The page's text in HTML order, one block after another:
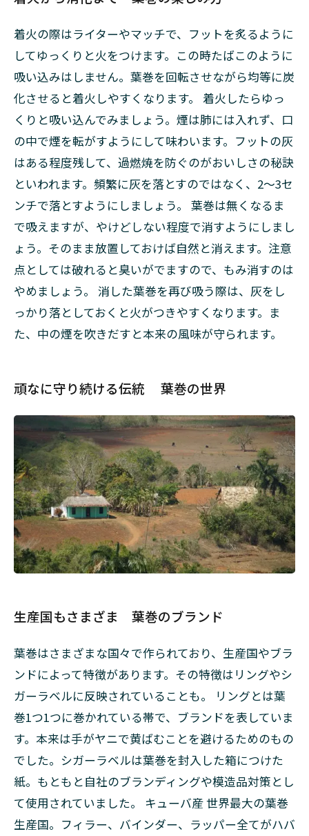
着火の際はライターやマッチで、フットを炙るように
してゆっくりと火をつけます。この時たばこのように
吸い込みはしません。葉巻を回転させながら均等に炭
化させると着火しやすくなります。 着火したらゆっ
くりと吸い込んでみましょう。煙は肺には入れず、口
の中で煙を転がすようにして味わいます。フットの灰
はある程度残して、過燃焼を防ぐのがおいしさの秘訣
といわれます。頻繁に灰を落とすのではなく、2～3セ
ンチで落とすようにしましょう。 葉巻は無くなるま
で吸えますが、やけどしない程度で消すようにしまし
ょう。そのまま放置しておけば自然と消えます。注意
点としては破れると臭いがでますので、もみ消すのは
やめましょう。 消した葉巻を再び吸う際は、灰をし
っかり落としておくと火がつきやすくなります。ま
た、中の煙を吹きだすと本来の風味が守られます。
頑なに守り続ける伝統 葉巻の世界
生産国もさまざま 葉巻のブランド
葉巻はさまざまな国々で作られており、生産国やブラ
ンドによって特徴があります。その特徴はリングやシ
ガーラベルに反映されていることも。 リングとは葉
巻1つ1つに巻かれている帯で、ブランドを表していま
す。本来は手がヤニで黄ばむことを避けるためのもの
でした。シガーラベルは葉巻を封入した箱につけた
紙。もともと自社のブランディングや模造品対策とし
て使用されていました。 キューバ産 世界最大の葉巻
生産国。フィラー、バインダー、ラッパー全てがハバ